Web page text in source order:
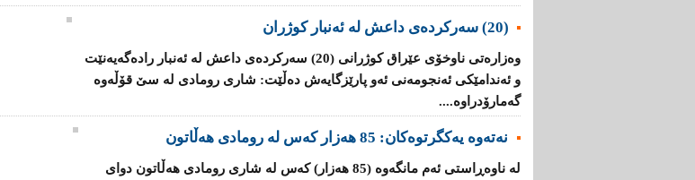
(20) سه‌ركرده‌ی داعش لە ئەنبار کوژران
وه‌زاره‌تی ناوخۆی عێراق كوژرانی (20) سه‌ركرده‌ی داعش لە ئه‌نبار رادەگەیەنێت
و ئه‌ندامێكی ئه‌نجومه‌نی ئەو پارێزگایەش دەڵێت: شاری رومادی لە سێ قۆڵه‌وه‌
گه‌مارۆدراوه‌....
نەتەوە یەكگرتوەكان: 85 هەزار كەس لە رومادی هەڵاتون
لە ناوەڕاستی ئەم مانگەوە (85 هەزار) كەس لە شاری رومادی هەڵاتون دوای